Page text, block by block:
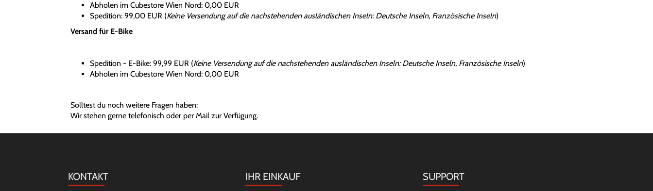
Abholen im Cubestore Wien Nord: 0,00 EUR
Spedition: 99,00 EUR (Keine Versendung auf die nachstehenden ausländischen Inseln: Deutsche Inseln, Französische Inseln)
Versand für E-Bike
Spedition - E-Bike: 99,99 EUR (Keine Versendung auf die nachstehenden ausländischen Inseln: Deutsche Inseln, Französische Inseln)
Abholen im Cubestore Wien Nord: 0,00 EUR
Solltest du noch weitere Fragen haben:
Wir stehen gerne telefonisch oder per Mail zur Verfügung.
KONTAKT IHR EINKAUF SUPPORT